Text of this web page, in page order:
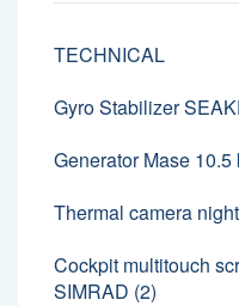
TECHNICAL
Gyro Stabilizer
Generator Mase
Thermal camera
Cockpit multitouch
SIMRAD (2)